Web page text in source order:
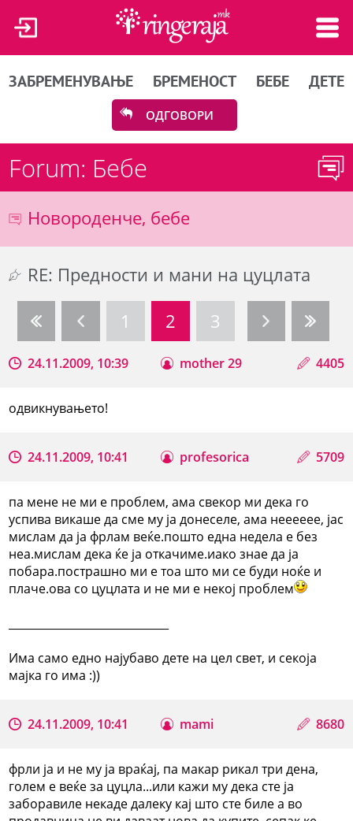
ЗАБРЕМЕНУВАЊЕ БРЕМЕНОСТ БЕБЕ ДЕТЕ
ОДГОВОРИ
Forum: Бебе
Новороденче, бебе
RE: Предности и мани на цуцлата
1
2 3
24.11.2009, 10:39 mother 29 4405
одвикнувањето!
24.11.2009, 10:41 profesorica 5709
па мене не ми е проблем, ама свекор ми дека го
успива викаше да сме му ја донеселе, ама нееееее, јас
мислам да ја фрлам веќе.пошто една недела е без
неа.мислам дека ќе ја откачиме.иако знае да ја
побара.пострашно ми е тоа што ми се буди ноќе и
плаче.ова со цуцлата и не ми е некој проблем
Има само едно најубаво дете на цел свет, и секоја
мајка го има :))
24.11.2009, 10:41 mami 8680
фрли ја и не му ја враќај, па макар рикал три дена,
голем е веќе за цуцла...или кажи му дека сте ја
заборавиле некаде далеку кај што сте биле а во